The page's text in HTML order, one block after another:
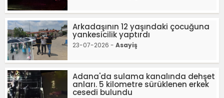
Arkadaşının 12 yaşındaki çocuğuna
yankesicilik yaptırdı
23-07-2026 - Asayiş
Adana'da sulama kanalında dehşet
anları. 5 kilometre sürüklenen erkek
cesedi bulundu